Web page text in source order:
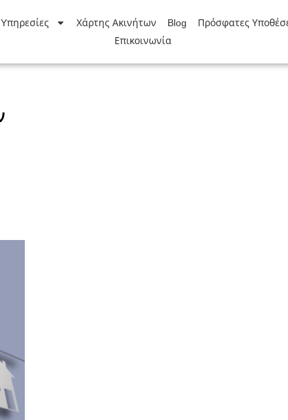
Yπηρεσίες Χάρτης Ακινήτων Blog Πρόσφατες
Επικοινωνία